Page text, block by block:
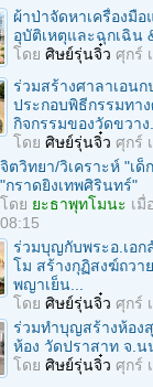
ผ้าป่าจัดหาเครื่องมื
อุบัติเหตุและฉุกเฉิน
โดย ศิษย์รุ่นจิ๋ว ศุกร์
ร่วมสร้างศาลาเอนก
ประกอบพิธีกรรมทา
กิจกรรมของวัดขวาง
โดย ศิษย์รุ่นจิ๋ว ศุกร์
จิตวิทยา/วิเคราะห์ "เด็
"กราดยิงเทพศิรินทร์"
โดย ยะธาพุทโมนะ เมื่
08:15
ร่วมบุญกับพระอ.เอ
โม สร้างกุฏิสงฆ์ถวา
พญาเย็น...
โดย ศิษย์รุ่นจิ๋ว ศุกร์
ร่วมทําบุญสร้างห้อง
ห้อง วัดปราสาท จ.น
โดย ศิษย์รุ่นจิ๋ว ศุกร์